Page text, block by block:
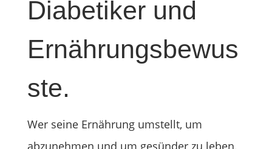
Diabetiker und
Ernährungsbewus
ste.
Wer seine Ernährung umstellt, um
abzunehmen und um gesünder zu leben,